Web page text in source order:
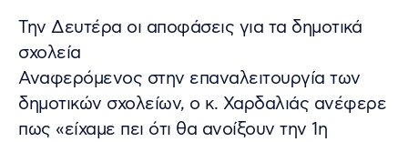
Την Δευτέρα οι αποφάσεις για τα δημοτικά
σχολεία
Αναφερόμενος στην επαναλειτουργία των
δημοτικών σχολείων, ο κ. Χαρδαλιάς ανέφερε
πως «είχαμε πει ότι θα ανοίξουν την 1η